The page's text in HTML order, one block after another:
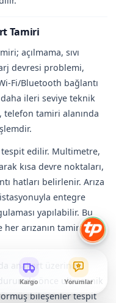
Tamiri
açılmama, sıvı
devresi problemi,
Fi/Bluetooth bağlantı
ileri seviye teknik
tamiri alanında
tespit edilir. Multimetre,
kısa devre noktaları,
hatları belirlenir. Arıza
entegre
yapılabilir. Bu
arızanın tamiri
anakart üzerinde
önce ultrasonik
bileşenler tespit
Kargo Yorumlar